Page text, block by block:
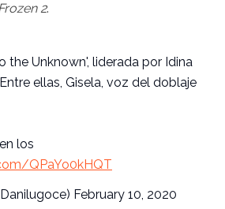
2.
the Unknown', liderada por Idina
ellas, Gisela, voz del doblaje
los
QPaYo0kHQT
February 10, 2020